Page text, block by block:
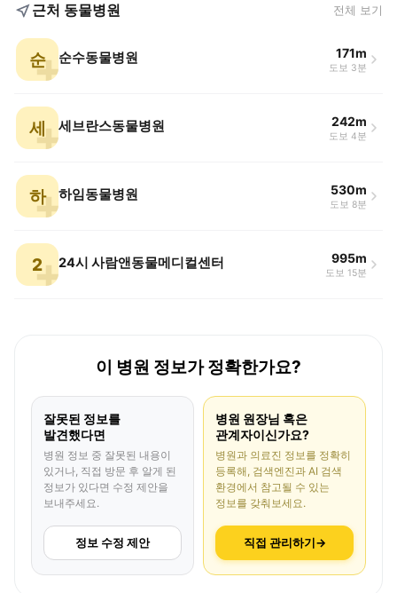
근처 동물병원 전체 보기
순 순수동물병원 171m
도보 3분
세 세브란스동물병원 242m
도보 4분
하 하임동물병원 530m
도보 8분
2 24시 사람앤동물메디컬센터 995m
도보 15분
이 병원 정보가 정확한가요?
잘못된 정보를
발견했다면
병원 정보 중 잘못된 내용이
있거나, 직접 방문 후 알게 된
정보가 있다면 수정 제안을
보내주세요.
정보 수정 제안
병원 원장님 혹은
관계자이신가요?
병원과 의료진 정보를 정확히
등록해, 검색엔진과 AI 검색
환경에서 참고될 수 있는
정보를 갖춰보세요.
직접 관리하기→